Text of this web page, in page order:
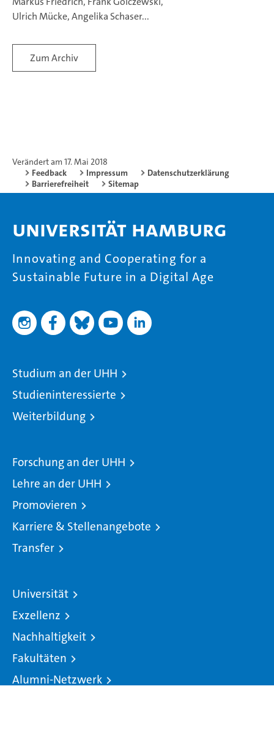
Ulrich Mücke, Angelika Schaser...
Zum Archiv
Verändert am 17. Mai 2018
Feedback
Impressum
Datenschutzerklärung
Barrierefreiheit
Sitemap
Universität Hamburg
Innovating and Cooperating for a
Sustainable Future in a Digital Age
Studium an der UHH
Studieninteressierte
Weiterbildung
Forschung an der UHH
Lehre an der UHH
Promovieren
Karriere & Stellenangebote
Transfer
Universität
Exzellenz
Nachhaltigkeit
Fakultäten
Alumni-Netzwerk